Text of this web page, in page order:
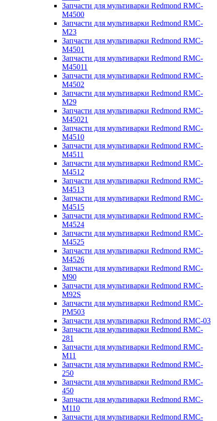
Запчасти для мультиварки Redmond RMC-
M4500
Запчасти для мультиварки Redmond RMC-
M23
Запчасти для мультиварки Redmond RMC-
M4501
Запчасти для мультиварки Redmond RMC-
M45011
Запчасти для мультиварки Redmond RMC-
M4502
Запчасти для мультиварки Redmond RMC-
M29
Запчасти для мультиварки Redmond RMC-
M45021
Запчасти для мультиварки Redmond RMC-
M4510
Запчасти для мультиварки Redmond RMC-
M4511
Запчасти для мультиварки Redmond RMC-
M4512
Запчасти для мультиварки Redmond RMC-
M4513
Запчасти для мультиварки Redmond RMC-
M4515
Запчасти для мультиварки Redmond RMC-
M4524
Запчасти для мультиварки Redmond RMC-
M4525
Запчасти для мультиварки Redmond RMC-
M4526
Запчасти для мультиварки Redmond RMC-
M90
Запчасти для мультиварки Redmond RMC-
M92S
Запчасти для мультиварки Redmond RMC-
PM503
Запчасти для мультиварки Redmond RMC-03
Запчасти для мультиварки Redmond RMC-
281
Запчасти для мультиварки Redmond RMC-
M11
Запчасти для мультиварки Redmond RMC-
250
Запчасти для мультиварки Redmond RMC-
450
Запчасти для мультиварки Redmond RMC-
M110
Запчасти для мультиварки Redmond RMC-